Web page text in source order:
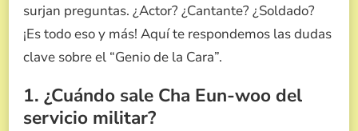
surjan preguntas. ¿Actor? ¿Cantante? ¿Soldado?
¡Es todo eso y más! Aquí te respondemos las dudas
clave sobre el “Genio de la Cara”.
1. ¿Cuándo sale Cha Eun-woo del
servicio militar?